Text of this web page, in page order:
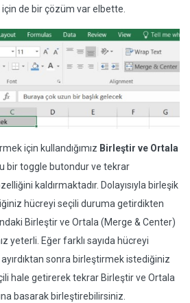
de bir çözüm var elbette.
için kullandığımız Birleştir ve Ortala
bir toggle butondur ve tekrar
kaldırmaktadır. Dolayısıyla birleşik
hücreyi seçili duruma getirdikten
Birleştir ve Ortala (Merge & Center)
yeterli. Eğer farklı sayıda hücreyi
sonra birleştirmek istediğiniz
hale getirerek tekrar Birleştir ve Ortala
basarak birleştirebilirsiniz.